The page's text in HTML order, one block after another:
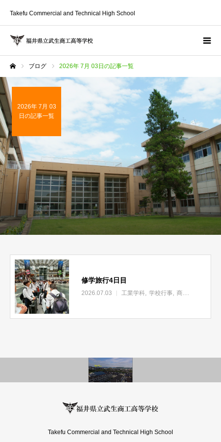
Takefu Commercial and Technical High School
ブログ 2026年 7月 03日の記事一覧
2026年 7月 03
日の記事一覧
修学旅行4日目
2026.07.03 工業学科 学校行事 商業学科
Takefu Commercial and Technical High School